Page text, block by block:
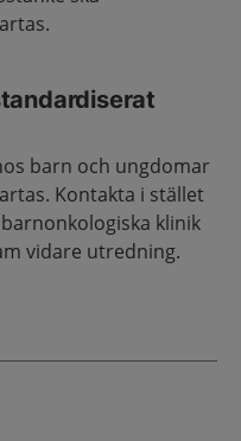
barn och ungdomar
Kontakta i stället
klinik
vidare utredning.